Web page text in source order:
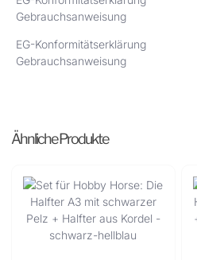
Gebrauchsanweisung
EG-Konformitätserklärung
Gebrauchsanweisung
Ähnliche Produkte